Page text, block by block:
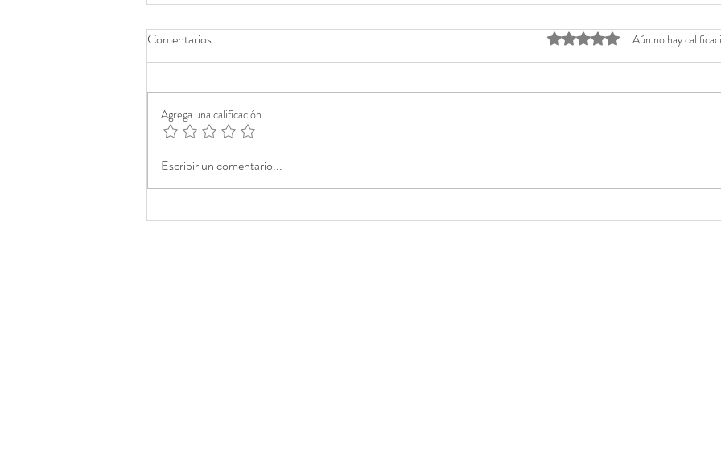
Comentarios Obtuvo 0 de 5 estrellas.
Aún no hay
Agrega una calificación
Escribir un comentario...